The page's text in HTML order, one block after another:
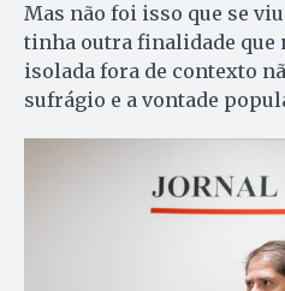
Mas não foi isso que se
tinha outra finalidade que
isolada fora de contexto
sufrágio e a vontade